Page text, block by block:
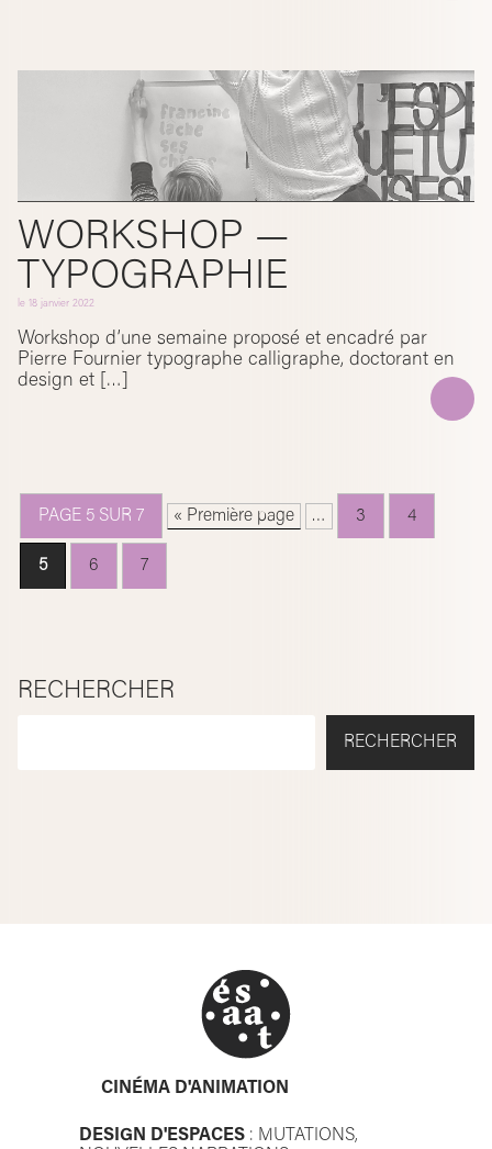
WORKSHOP —
TYPOGRAPHIE
le 18 janvier 2022
Workshop d’une semaine proposé et encadré par
Pierre Fournier typographe calligraphe, doctorant en
design et […]
PAGE 5 SUR 7 « Première page … 3 4
5 6 7
RECHERCHER
RECHERCHER
CINÉMA D'ANIMATION
DESIGN D'ESPACES : MUTATIONS,